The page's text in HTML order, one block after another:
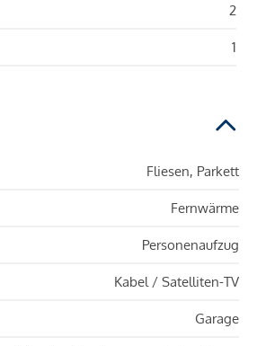
2
1
Fliesen, Parkett
Fernwärme
Personenaufzug
Kabel / Satelliten-TV
Garage